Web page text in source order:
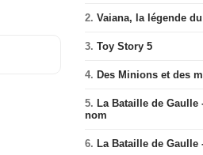
2. Vaiana, la légende
3. Toy Story 5
4. Des Minions et des
5. La Bataille de Gaulle
nom
6. La Bataille de Gaulle